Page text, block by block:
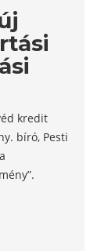
kredit
bíró, Pesti